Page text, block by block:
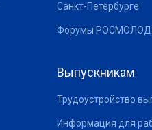
Санкт-Петербурге
Форумы
Выпускникам
Трудоустройство
Информация для